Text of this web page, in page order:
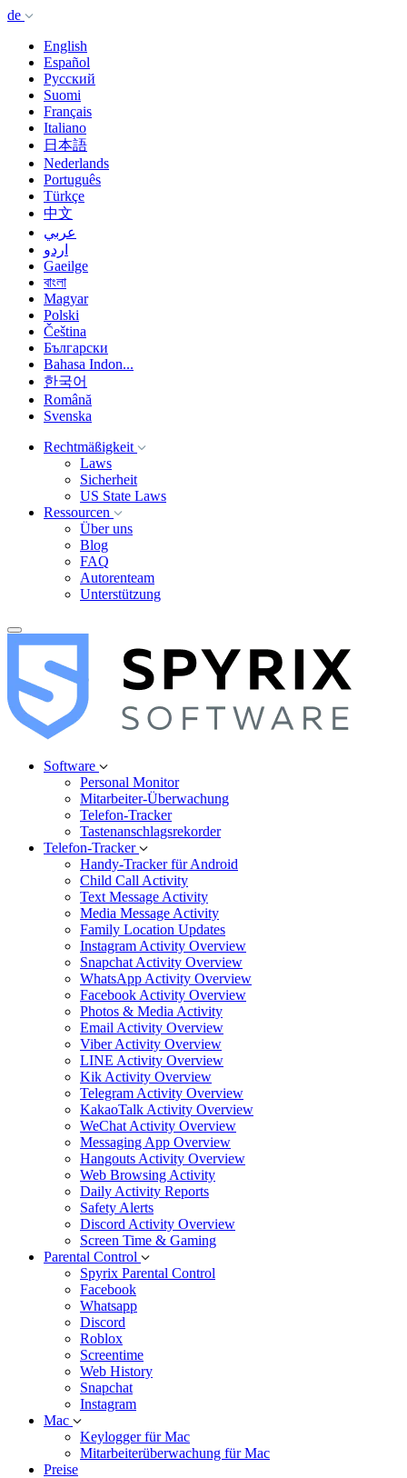
de
English
Español
Русский
Suomi
Français
Italiano
日本語
Nederlands
Português
Türkçe
中文
عربي
اردو
Gaeilge
বাংলা
Magyar
Polski
Čeština
Български
Bahasa Indon...
한국어
Română
Svenska
Rechtmäßigkeit
Laws
Sicherheit
US State Laws
Ressourcen
Über uns
Blog
FAQ
Autorenteam
Unterstützung
Software
Personal Monitor
Mitarbeiter-Überwachung
Telefon-Tracker
Tastenanschlagsrekorder
Telefon-Tracker
Handy-Tracker für Android
Child Call Activity
Text Message Activity
Media Message Activity
Family Location Updates
Instagram Activity Overview
Snapchat Activity Overview
WhatsApp Activity Overview
Facebook Activity Overview
Photos & Media Activity
Email Activity Overview
Viber Activity Overview
LINE Activity Overview
Kik Activity Overview
Telegram Activity Overview
KakaoTalk Activity Overview
WeChat Activity Overview
Messaging App Overview
Hangouts Activity Overview
Web Browsing Activity
Daily Activity Reports
Safety Alerts
Discord Activity Overview
Screen Time & Gaming
Parental Control
Spyrix Parental Control
Facebook
Whatsapp
Discord
Roblox
Screentime
Web History
Snapchat
Instagram
Mac
Keylogger für Mac
Mitarbeiterüberwachung für Mac
Preise